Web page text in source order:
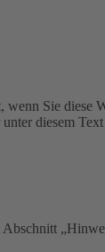
Sie diese
diesem